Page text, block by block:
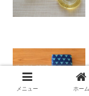
メニュー ホーム